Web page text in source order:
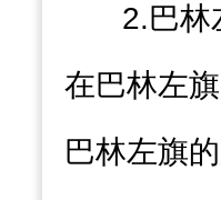
2.巴林
在巴林左旗
巴林左旗的